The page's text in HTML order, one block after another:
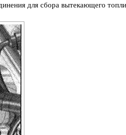
для сбора вытекающего